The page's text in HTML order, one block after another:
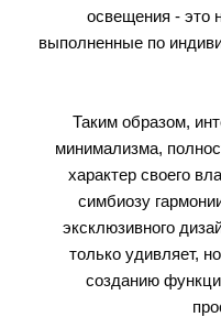
освещения - это
выполненные по
Таким образом,
минимализма,
характер своего
симбиозу
эксклюзивного
только удивляет,
созданию